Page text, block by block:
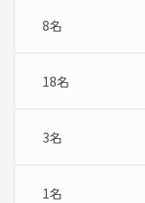
8名
18名
3名
1名